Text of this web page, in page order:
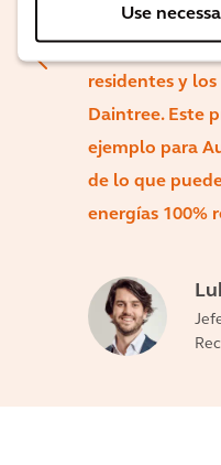
Use
proyecto
residentes y
Daintree. Este
ejemplo para
de lo que
energías 100%